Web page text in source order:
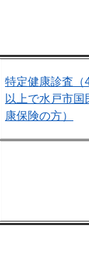
特定健康診査（
以上で水戸市国
康保険の方）